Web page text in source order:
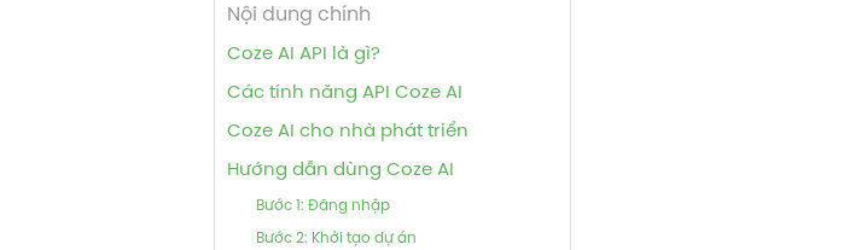
Nội dung chính
Coze AI API là gì?
Các tính năng API Coze AI
Coze AI cho nhà phát triển
Hướng dẫn dùng Coze AI
Bước 1: Đăng nhập
Bước 2: Khởi tạo dự án